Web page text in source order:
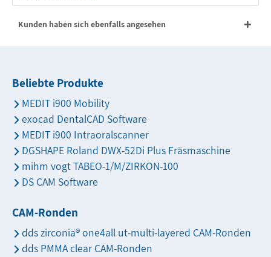
Kunden haben sich ebenfalls angesehen
Beliebte Produkte
MEDIT i900 Mobility
exocad DentalCAD Software
MEDIT i900 Intraoralscanner
DGSHAPE Roland DWX-52Di Plus Fräsmaschine
mihm vogt TABEO-1/M/ZIRKON-100
DS CAM Software
CAM-Ronden
dds zirconia® one4all ut-multi-layered CAM-Ronden
dds PMMA clear CAM-Ronden